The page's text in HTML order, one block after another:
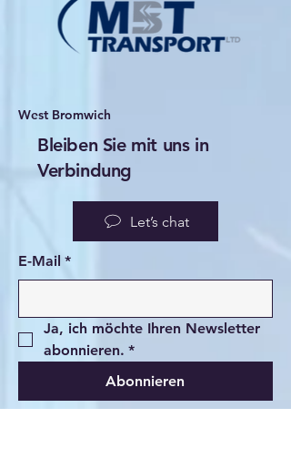
West Bromwich
Bleiben Sie mit uns in
Verbindung
Let’s chat
E-Mail *
Ja, ich möchte Ihren Newsletter
abonnieren. *
Abonnieren